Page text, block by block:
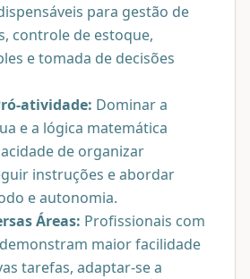
para gestão de
controle de estoque,
e tomada de decisões
atividade: Dominar a
e a lógica matemática
de organizar
instruções e abordar
e autonomia.
Áreas: Profissionais com
maior facilidade
tarefas, adaptar-se a